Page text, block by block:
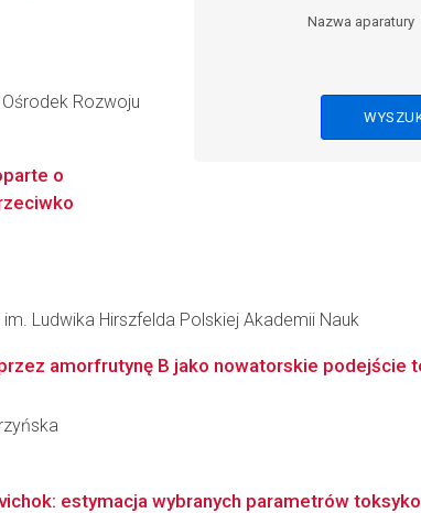
Nazwa aparatury
Rozwoju
o
Ludwika Hirszfelda Polskiej Akademii Nauk
amorfrutynę B jako nowatorskie podejście
estymacja wybranych parametrów